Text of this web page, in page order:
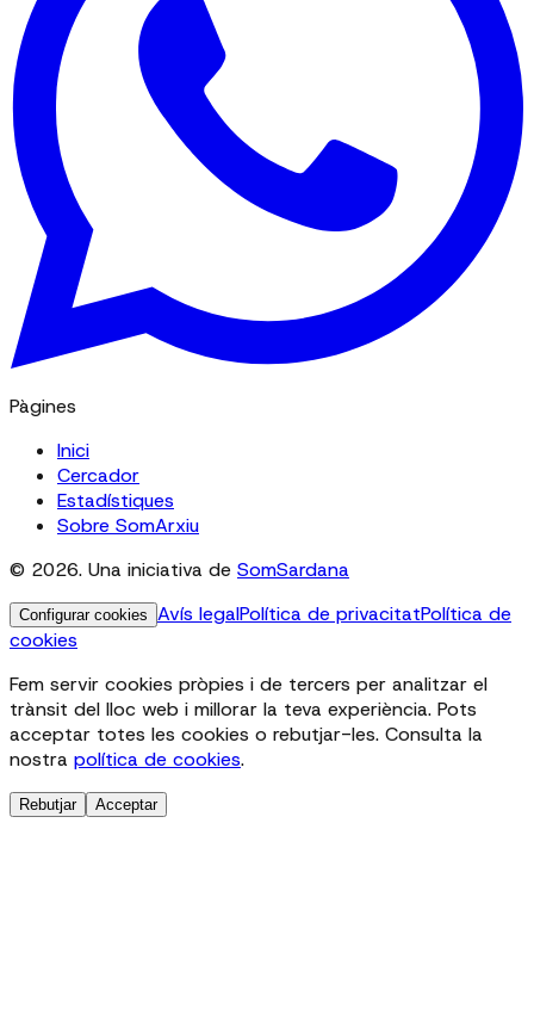
Pàgines
Inici
Cercador
Estadístiques
Sobre SomArxiu
© 2026. Una iniciativa de SomSardana
Configurar cookies Avís legalPolítica de privacitatPolítica de
cookies
Fem servir cookies pròpies i de tercers per analitzar el
trànsit del lloc web i millorar la teva experiència. Pots
acceptar totes les cookies o rebutjar-les. Consulta la
nostra política de cookies.
Rebutjar Acceptar